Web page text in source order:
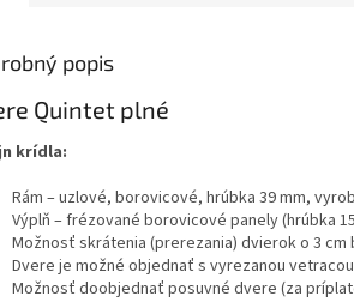
popis
Quintet plné
krídla:
Rám – uzlové, borovicové, hrúbka 39 mm,
Výplň – frézované borovicové panely (hrúbka
Možnosť skrátenia (prerezania) dvierok o 3
Dvere je možné objednať s vyrezanou
Možnosť doobjednať posuvné dvere (za